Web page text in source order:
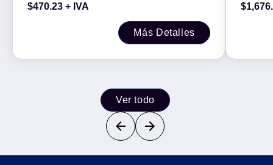
$470.23 + IVA
Más Detalles
$
Ver todo